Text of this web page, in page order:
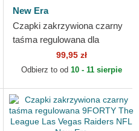
New Era
Czapki zakrzywiona czarny
taśma regulowana dla
dziecka 9FORTY The
League Las Vegas Raiders
99,95 zł
Odbierz to od 10 - 11 sierpie